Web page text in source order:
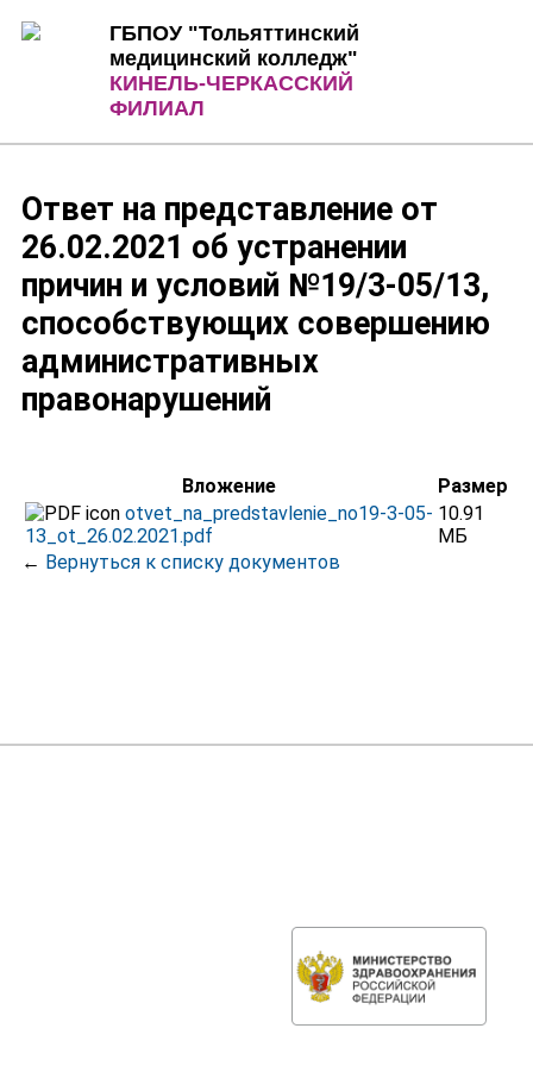
ГБПОУ "Тольяттинский
медицинский колледж"
КИНЕЛЬ-ЧЕРКАССКИЙ
ФИЛИАЛ
Ответ на представление от
26.02.2021 об устранении
причин и условий №19/3-05/13,
способствующих совершению
административных
правонарушений
Вложение
Размер
otvet_na_predstavlenie_no19-3-05-
13_ot_26.02.2021.pdf
10.91
МБ
← Вернуться к списку документов